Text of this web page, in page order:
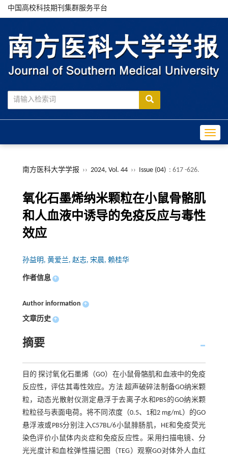
中国高校科技期刊集群服务平台
南方医科大学学报 ›› 2024, Vol. 44 ›› Issue (04) : 617 -626.
氧化石墨烯纳米颗粒在小鼠骨骼肌
和人血液中诱导的免疫反应与毒性
效应
孙益明, 黄爱兰, 赵志, 宋晨, 赖桂华
作者信息 +
Author information +
文章历史 +
摘要
目的 探讨氧化石墨烯（GO）在小鼠骨骼肌和血液中的免疫
反应性，评估其毒性效应。方法 超声破碎法制备GO纳米颗
粒，动态光散射仪测定悬浮于去离子水和PBS的GO纳米颗
粒粒径与表面电荷。将不同浓度（0.5、1和2 mg/mL）的GO
悬浮液或PBS分别注入C57BL/6小鼠腓肠肌，HE和免疫荧光
染色评价小鼠体内炎症和免疫反应性。采用扫描电镜、分
光光度计和血栓弹性描记图（TEG）观察GO对体外人血红